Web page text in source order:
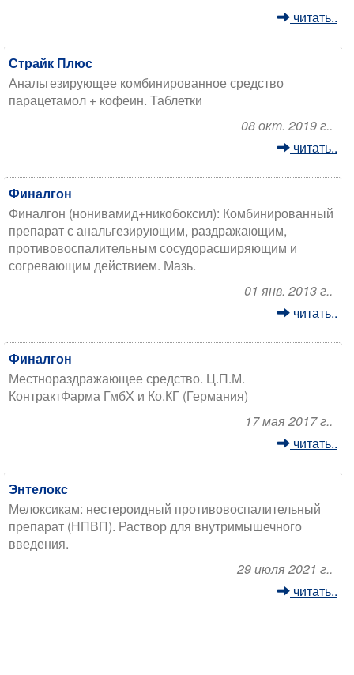
читать..
Страйк Плюс
Анальгезирующее комбинированное средство
парацетамол + кофеин. Таблетки
08 окт. 2019 г..
читать..
Финалгон
Финалгон (нонивамид+никобоксил): Комбинированный
препарат с анальгезирующим, раздражающим,
противовоспалительным сосудорасширяющим и
согревающим действием. Мазь.
01 янв. 2013 г..
читать..
Финалгон
Местнораздражающее средство. Ц.П.М.
КонтрактФарма ГмбХ и Ко.КГ (Германия)
17 мая 2017 г..
читать..
Энтелокс
Мелоксикам: нестероидный противовоспалительный
препарат (НПВП). Раствор для внутримышечного
введения.
29 июля 2021 г..
читать..